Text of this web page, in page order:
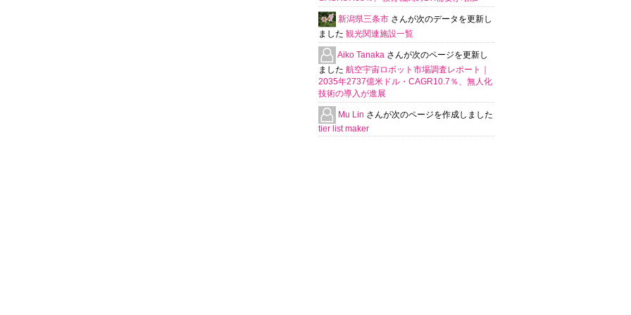
新潟県三条市 さんが次のデータを更新し
ました 観光関連施設一覧
Aiko Tanaka さんが次のページを更新し
ました 航空宇宙ロボット市場調査レポート｜
2035年2737億米ドル・CAGR10.7％、無人化
技術の導入が進展
Mu Lin さんが次のページを作成しました
tier list maker